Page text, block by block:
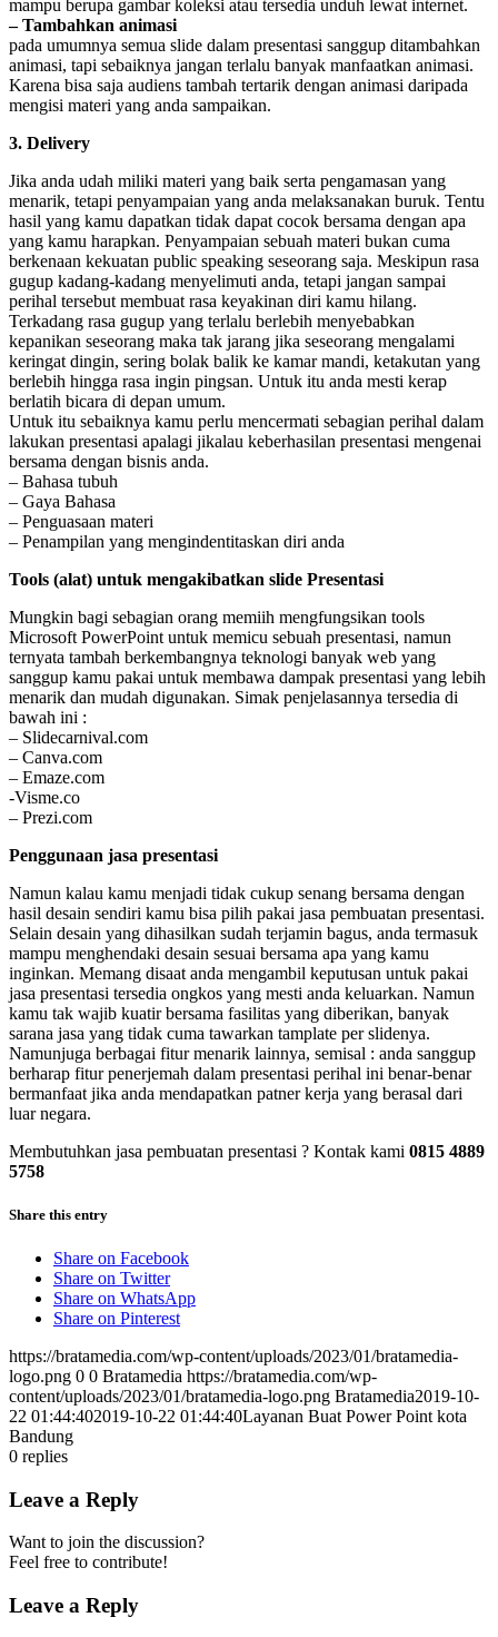
mampu berupa gambar koleksi atau tersedia unduh lewat internet.
– Tambahkan animasi
pada umumnya semua slide dalam presentasi sanggup ditambahkan
animasi, tapi sebaiknya jangan terlalu banyak manfaatkan animasi.
Karena bisa saja audiens tambah tertarik dengan animasi daripada
mengisi materi yang anda sampaikan.
3. Delivery
Jika anda udah miliki materi yang baik serta pengamasan yang
menarik, tetapi penyampaian yang anda melaksanakan buruk. Tentu
hasil yang kamu dapatkan tidak dapat cocok bersama dengan apa
yang kamu harapkan. Penyampaian sebuah materi bukan cuma
berkenaan kekuatan public speaking seseorang saja. Meskipun rasa
gugup kadang-kadang menyelimuti anda, tetapi jangan sampai
perihal tersebut membuat rasa keyakinan diri kamu hilang.
Terkadang rasa gugup yang terlalu berlebih menyebabkan
kepanikan seseorang maka tak jarang jika seseorang mengalami
keringat dingin, sering bolak balik ke kamar mandi, ketakutan yang
berlebih hingga rasa ingin pingsan. Untuk itu anda mesti kerap
berlatih bicara di depan umum.
Untuk itu sebaiknya kamu perlu mencermati sebagian perihal dalam
lakukan presentasi apalagi jikalau keberhasilan presentasi mengenai
bersama dengan bisnis anda.
– Bahasa tubuh
– Gaya Bahasa
– Penguasaan materi
– Penampilan yang mengindentitaskan diri anda
Tools (alat) untuk mengakibatkan slide Presentasi
Mungkin bagi sebagian orang memiih mengfungsikan tools
Microsoft PowerPoint untuk memicu sebuah presentasi, namun
ternyata tambah berkembangnya teknologi banyak web yang
sanggup kamu pakai untuk membawa dampak presentasi yang lebih
menarik dan mudah digunakan. Simak penjelasannya tersedia di
bawah ini :
– Slidecarnival.com
– Canva.com
– Emaze.com
-Visme.co
– Prezi.com
Penggunaan jasa presentasi
Namun kalau kamu menjadi tidak cukup senang bersama dengan
hasil desain sendiri kamu bisa pilih pakai jasa pembuatan presentasi.
Selain desain yang dihasilkan sudah terjamin bagus, anda termasuk
mampu menghendaki desain sesuai bersama apa yang kamu
inginkan. Memang disaat anda mengambil keputusan untuk pakai
jasa presentasi tersedia ongkos yang mesti anda keluarkan. Namun
kamu tak wajib kuatir bersama fasilitas yang diberikan, banyak
sarana jasa yang tidak cuma tawarkan tamplate per slidenya.
Namunjuga berbagai fitur menarik lainnya, semisal : anda sanggup
berharap fitur penerjemah dalam presentasi perihal ini benar-benar
bermanfaat jika anda mendapatkan patner kerja yang berasal dari
luar negara.
Membutuhkan jasa pembuatan presentasi ? Kontak kami 0815 4889
5758
Share this entry
Share on Facebook
Share on Twitter
Share on WhatsApp
Share on Pinterest
https://bratamedia.com/wp-content/uploads/2023/01/bratamedia-
logo.png 0 0 Bratamedia https://bratamedia.com/wp-
content/uploads/2023/01/bratamedia-logo.png Bratamedia2019-10-
22 01:44:402019-10-22 01:44:40Layanan Buat Power Point kota
Bandung
0 replies
Leave a Reply
Want to join the discussion?
Feel free to contribute!
Leave a Reply